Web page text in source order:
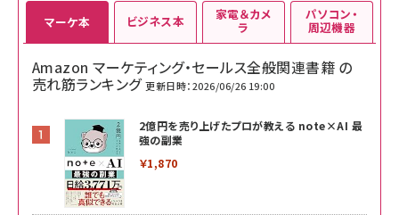
マーケ本
Amazon マーケティング・セールス全般関連書籍 の
売れ筋ランキング 更新日時：2026/06/26 19:00
2億円を売り上げたプロが教える note×AI 最
強の副業
￥1,870
ビジネス本 家電＆カメ
ラ
パソコン・
周辺機器